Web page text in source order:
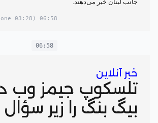
جانب لبنان خبر می‌دهند.
06:58
(03:28 in your timezone)
06:58
خبر آنلاین
تلسکوپ جیمز وب
بیگ بنگ را زیر سؤال